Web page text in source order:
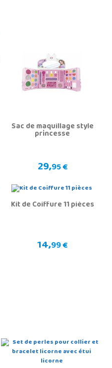
Sac de maquillage style
princesse
29,95 €
Kit de Coiffure 11 pièces
14,99 €